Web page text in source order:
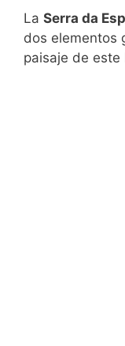
La Serra da
dos elementos
paisaje de